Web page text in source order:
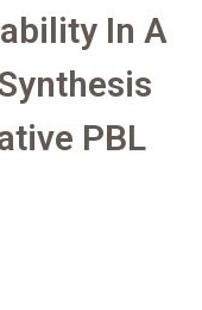
In A
PBL